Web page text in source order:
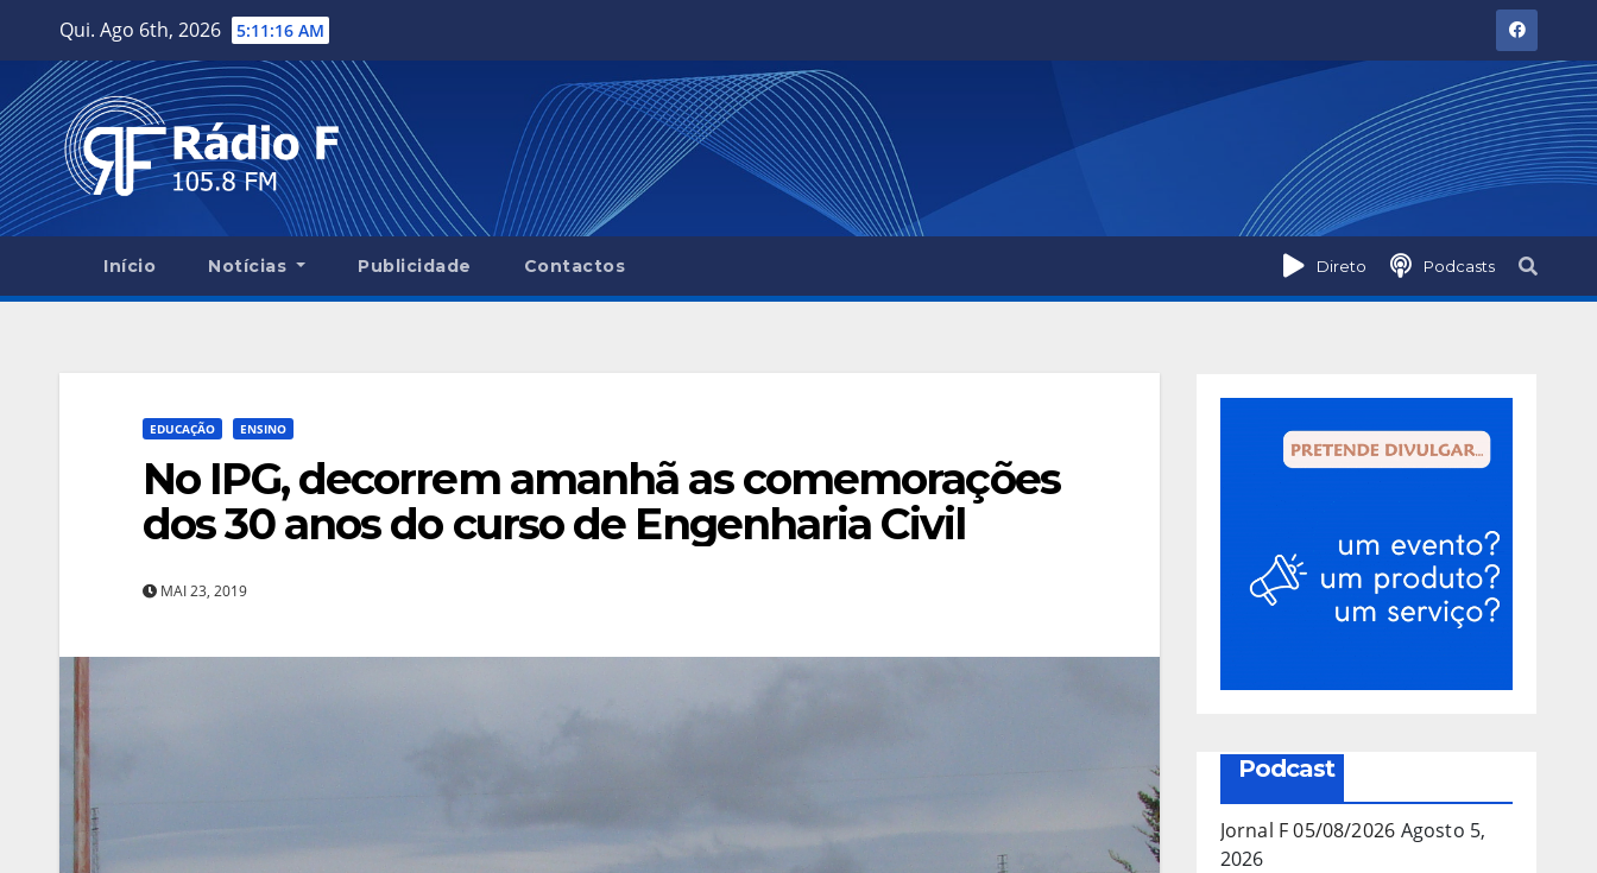
content
Qui. Ago 6th, 2026 5:11:18 AM
Direto Podcasts
Início Notícias Publicidade Contactos
EDUCAÇÃO ENSINO
No IPG, decorrem amanhã as comemorações
dos 30 anos do curso de Engenharia Civil
MAI 23, 2019
Podcast
Jornal F 05/08/2026 Agosto 5,
2026